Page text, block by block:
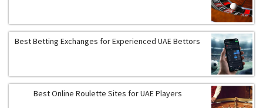
Best Betting Exchanges for Experienced UAE Bettors
Best Online Roulette Sites for UAE Players